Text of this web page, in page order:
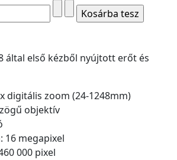
által első kézből nyújtott erőt és
digitális zoom (24-1248mm)
objektív
16 megapixel
000 pixel